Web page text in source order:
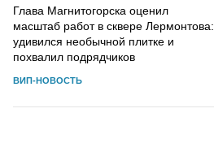
Глава Магнитогорска оценил
масштаб работ в сквере Лермонтова:
удивился необычной плитке и
похвалил подрядчиков
ВИП-НОВОСТЬ